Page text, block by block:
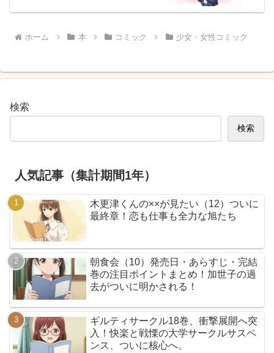
ホーム 本 コミック 少女・女性コミック
検索
検索
人気記事（集計期間1年）
木更津くんの××が見たい（12）ついに
最終章！恋も仕事も全力な旭たち
朝食会（10）発売日・あらすじ・完結
巻の注目ポイントまとめ！加世子の過
去がついに明かされる！
ギルティサークル18巻、衝撃展開へ突
入！快楽と戦慄の大学サークルサスペ
ンス、ついに核心へ。